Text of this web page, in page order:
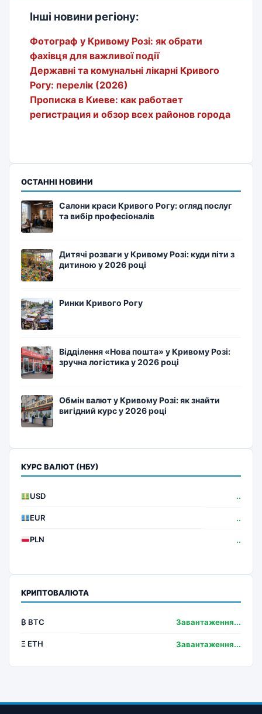
Інші новини регіону:
Фотограф у Кривому Розі: як обрати
фахівця для важливої події
Державні та комунальні лікарні Кривого
Рогу: перелік (2026)
Прописка в Киеве: как работает
регистрация и обзор всех районов города
ОСТАННІ НОВИНИ
Салони краси Кривого Рогу: огляд послуг
та вибір професіоналів
Дитячі розваги у Кривому Розі: куди піти з
дитиною у 2026 році
Ринки Кривого Рогу
Відділення «Нова пошта» у Кривому Розі:
зручна логістика у 2026 році
Обмін валют у Кривому Розі: як знайти
вигідний курс у 2026 році
КУРС ВАЛЮТ (НБУ)
USD ..
EUR ..
PLN ..
КРИПТОВАЛЮТА
₿ BTC Завантаження...
Ξ ETH Завантаження...